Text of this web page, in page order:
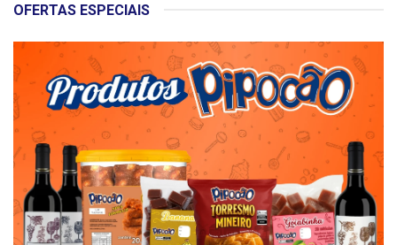
OFERTAS ESPECIAIS